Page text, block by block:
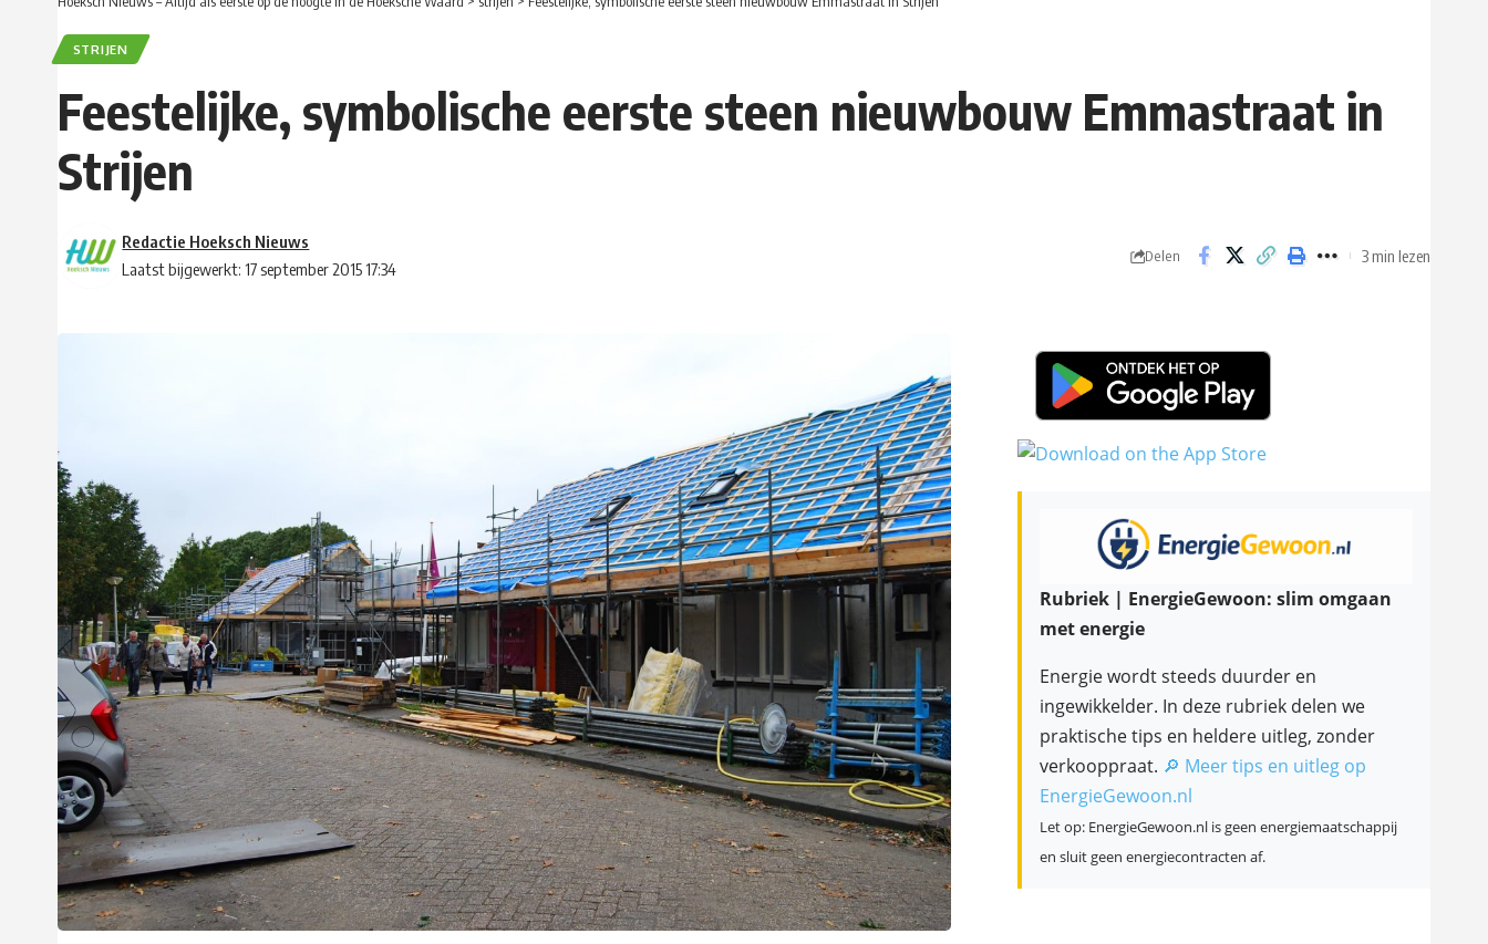
STRIJEN
Feestelijke, symbolische eerste steen nieuwbouw Emmastraat in
Strijen
Laatst bijgewerkt: 17 september 2015 17:34
Redactie Hoeksch Nieuws
Delen 3 min lezen
Rubriek | EnergieGewoon: slim omgaan
met energie
Energie wordt steeds duurder en
ingewikkelder. In deze rubriek delen we
praktische tips en heldere uitleg, zonder
verkooppraat. 🔎 Meer tips en uitleg op
EnergieGewoon.nl
Let op: EnergieGewoon.nl is geen energiemaatschappij
en sluit geen energiecontracten af.